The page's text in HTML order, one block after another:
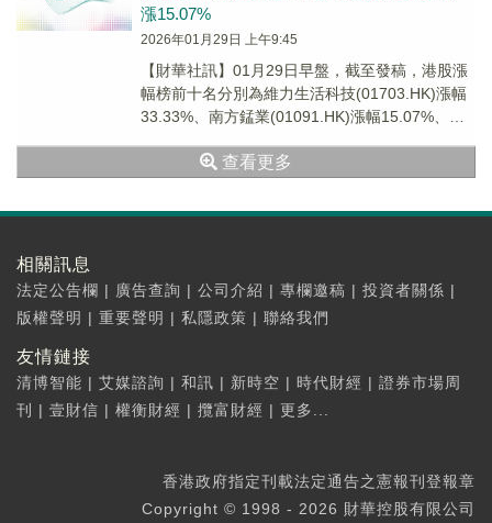
漲15.07%
2026年01月29日 上午9:45
【財華社訊】01月29日早盤，截至發稿，港股漲
幅榜前十名分別為維力生活科技(01703.HK)漲幅
33.33%、南方錳業(01091.HK)漲幅15.07%、恒
查看更多
相關訊息
法定公告欄 | 廣告查詢 | 公司介紹 | 專欄邀稿 | 投資者關係 |
版權聲明 | 重要聲明 | 私隱政策 | 聯絡我們
友情鏈接
清博智能 | 艾媒諮詢 | 和訊 | 新時空 | 時代財經 | 證券市場周
刊
| 壹財信 | 權衡財經 | 攬富財經 | 更多...
香港政府指定刊載法定通告之憲報刊登報章
Copyright © 1998 - 2026 財華控股有限公司